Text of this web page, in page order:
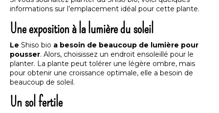
informations sur l’emplacement idéal pour cette plante.
Une exposition à la lumière du soleil
Le Shiso bio a besoin de beaucoup de lumière pour
pousser. Alors, choisissez un endroit ensoleillé pour le
planter. La plante peut tolérer une légère ombre, mais
pour obtenir une croissance optimale, elle a besoin de
beaucoup de soleil.
Un sol fertile